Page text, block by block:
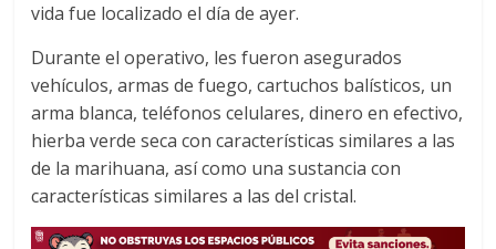
vida fue localizado el día de ayer.
Durante el operativo, les fueron asegurados
vehículos, armas de fuego, cartuchos balísticos, un
arma blanca, teléfonos celulares, dinero en efectivo,
hierba verde seca con características similares a las
de la marihuana, así como una sustancia con
características similares a las del cristal.